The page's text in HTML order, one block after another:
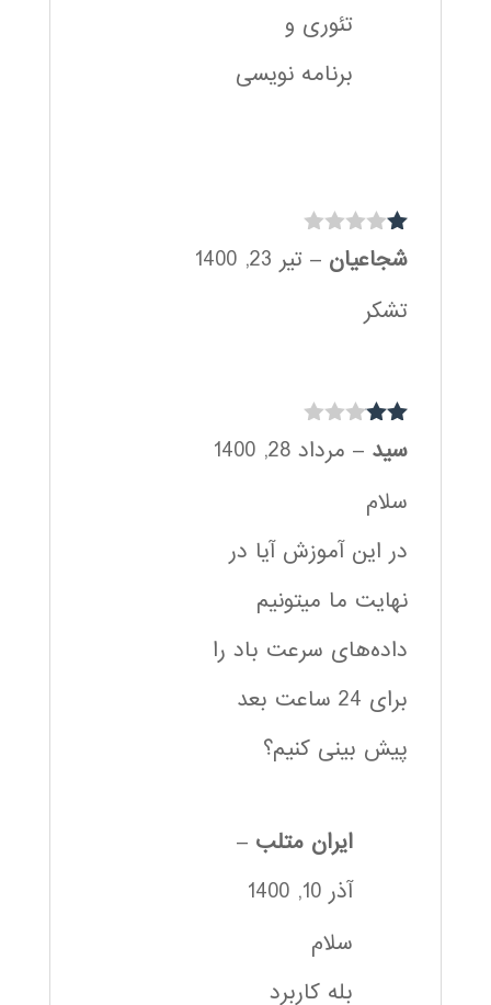
تئوری و
برنامه نویسی
نم
ره
از
شجاعیان – تیر 23, 1400
تشکر
نمره
2از
سید – مرداد 28, 1400
سلام
در این آموزش آیا در
نهایت ما میتونیم
داده‌های سرعت باد را
برای 24 ساعت بعد
پیش بینی کنیم؟
ایران متلب –
آذر 10, 1400
سلام
بله کاربرد